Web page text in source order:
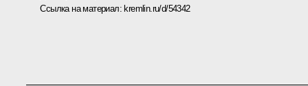
Ссылка на материал: kremlin.ru/d/54342